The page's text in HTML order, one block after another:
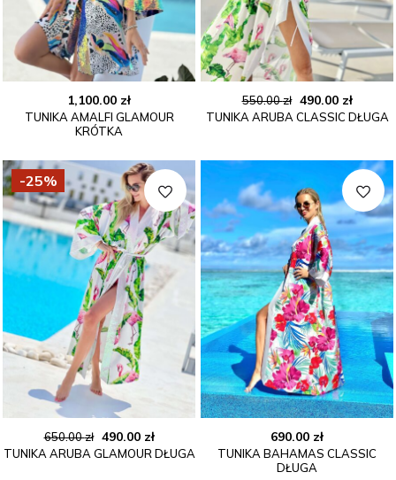
1,100.00 zł
TUNIKA AMALFI GLAMOUR
KRÓTKA
550.00zł Pierwotna
cena
550.00 zł.
490.00 zł
cena
490.00
TUNIKA ARUBA CLASSIC DŁUGA
-25%
650.00zł Pierwotna
cena
490.00 złAktualna
cena
TUNIKA ARUBA GLAMOUR DŁUGA
690.00 zł
TUNIKA BAHAMAS CLASSIC
DŁUGA